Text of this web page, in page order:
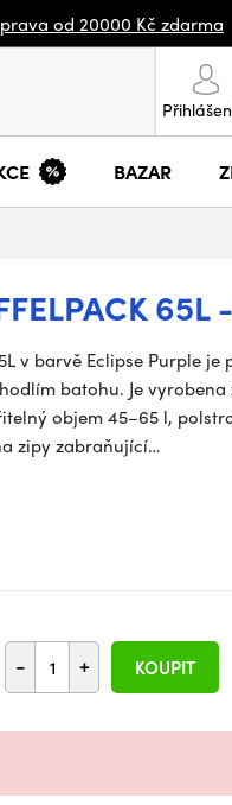
od 20000 Kč zdarma
BAZAR
65L
v barvě Eclipse Purple
batohu. Je
objem 45–65 l,
zipy zabraňující…
- + KOUPIT